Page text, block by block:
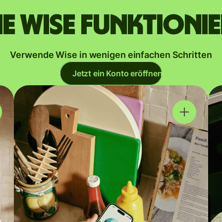
Wise
Verwende Wise in wenigen einfachen Schritten
Jetzt ein Konto eröffnen